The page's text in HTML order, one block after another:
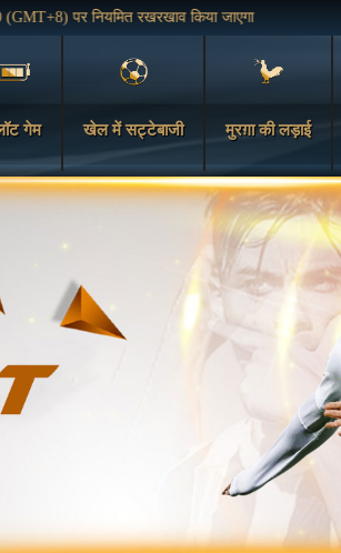
पर नियमित रखरखाव किया जाएगा
गेम खेल में सट्टेबाजी मुरग़ा की लड़ाई